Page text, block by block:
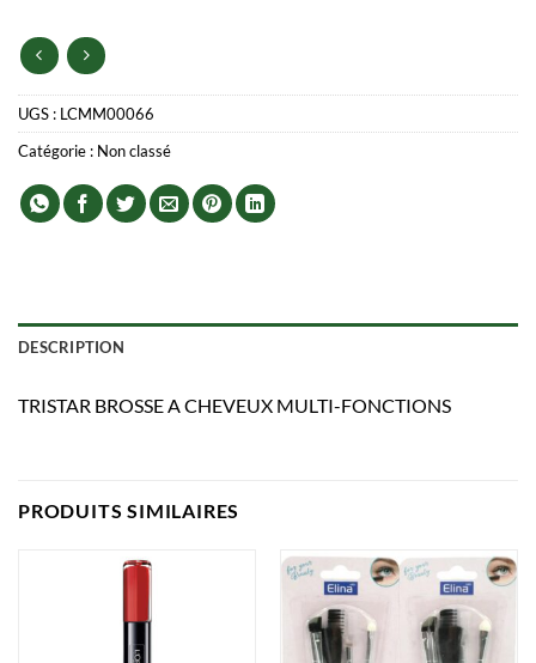
UGS : LCMM00066
Catégorie : Non classé
DESCRIPTION
TRISTAR BROSSE A CHEVEUX MULTI-FONCTIONS
PRODUITS SIMILAIRES